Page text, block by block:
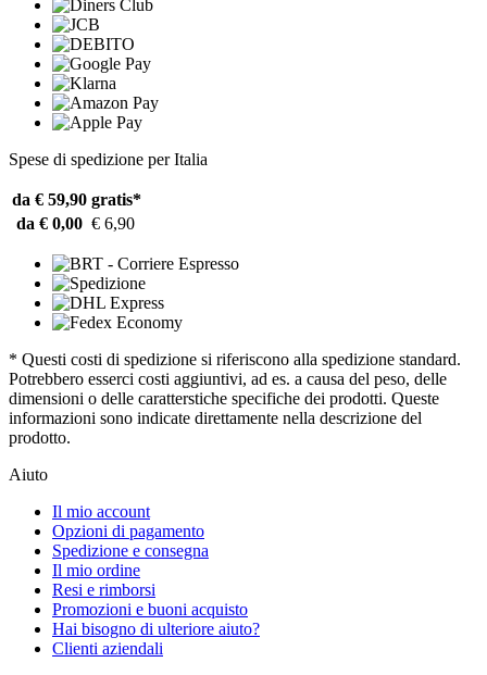
Spese di spedizione per Italia
da € 59,90 gratis*
da € 0,00 € 6,90
* Questi costi di spedizione si riferiscono alla spedizione standard.
Potrebbero esserci costi aggiuntivi, ad es. a causa del peso, delle
dimensioni o delle caratterstiche specifiche dei prodotti. Queste
informazioni sono indicate direttamente nella descrizione del
prodotto.
Aiuto
Il mio account
Opzioni di pagamento
Spedizione e consegna
Il mio ordine
Resi e rimborsi
Promozioni e buoni acquisto
Hai bisogno di ulteriore aiuto?
Clienti aziendali